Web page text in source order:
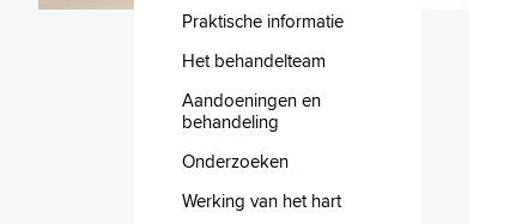
Praktische informatie
Het behandelteam
Aandoeningen en
behandeling
Onderzoeken
Werking van het hart